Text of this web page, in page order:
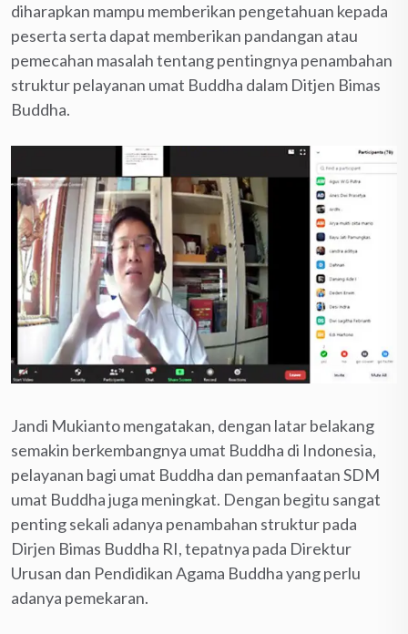
diharapkan mampu memberikan pengetahuan kepada
peserta serta dapat memberikan pandangan atau
pemecahan masalah tentang pentingnya penambahan
struktur pelayanan umat Buddha dalam Ditjen Bimas
Buddha.
Jandi Mukianto mengatakan, dengan latar belakang
semakin berkembangnya umat Buddha di Indonesia,
pelayanan bagi umat Buddha dan pemanfaatan SDM
umat Buddha juga meningkat. Dengan begitu sangat
penting sekali adanya penambahan struktur pada
Dirjen Bimas Buddha RI, tepatnya pada Direktur
Urusan dan Pendidikan Agama Buddha yang perlu
adanya pemekaran.